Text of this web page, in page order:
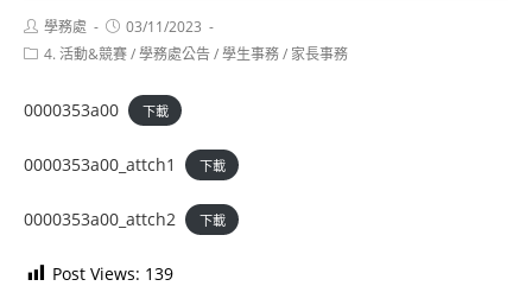
Post
author:
學務處
Post
published:
03/11/2023
Post4. 活動&競賽/學務處公告/學生事務/ 家長事務
0000353a00 下載
0000353a00_attch1 下載
0000353a00_attch2 下載
Post Views: 139